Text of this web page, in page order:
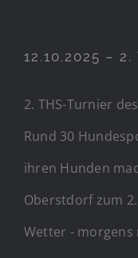
12.10.2025 –
2. THS-Turnier
Rund 30
ihren Hunden
Oberstdorf zum
Wetter -